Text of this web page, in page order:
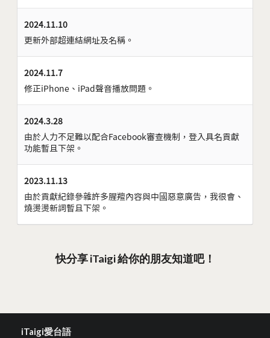
2024.11.10
更新外部超連結網址及名稱。
2024.11.7
修正iPhone、iPad聲音播放問題。
2024.3.28
由於人力不足難以配合Facebook審查機制，登入具名貢獻
功能暫且下架。
2023.11.13
由於貢獻紀錄參雜許多腥羶內容與中國惡意廣告，我很會、
燒燙燙新詞暫且下架。
快分享 iTaigi 給你的朋友知道吧！
iTaigi愛台語